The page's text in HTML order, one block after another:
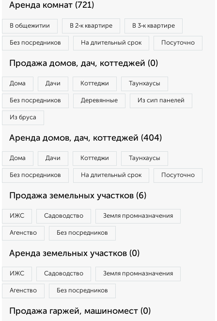
Аренда комнат (721)
В общежитии В 2‑к квартире В 3‑к квартире
Без посредников На длительный срок Посуточно
Продажа домов, дач, коттеджей (0)
Дома Дачи Коттеджи Таунхаусы
Без посредников Деревянные Из сип панелей
Из бруса
Аренда домов, дач, коттеджей (404)
Дома Дачи Коттеджи Таунхаусы
Без посредников На длительный срок Посуточно
Продажа земельных участков (6)
ИЖС Садоводство Земля промназначения
Агенство Без посредников
Аренда земельных участков (0)
ИЖС Садоводство Земля промназначения
Агенство Без посредников
Продажа гаржей, машиномест (0)